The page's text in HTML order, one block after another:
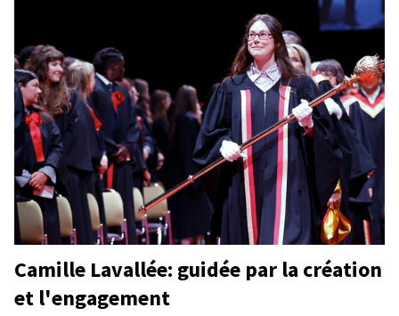
Camille Lavallée: guidée par la création
et l'engagement